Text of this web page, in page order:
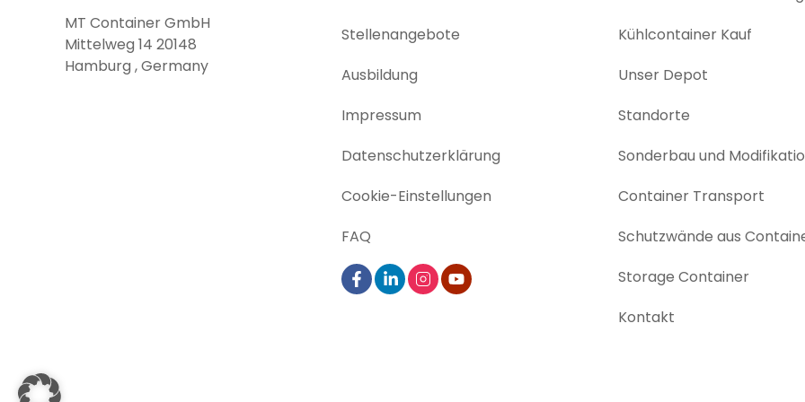
MT Container GmbH
Mittelweg 14 20148
Hamburg , Germany
Stellenangebote
Ausbildung
Impressum
Datenschutz­erklärung
Cookie-Einstellungen
FAQ
Kühlcontainer Kauf
Unser Depot
Standorte
Sonderbau und
Container Transport
Schutzwände aus
Storage Container
Kontakt